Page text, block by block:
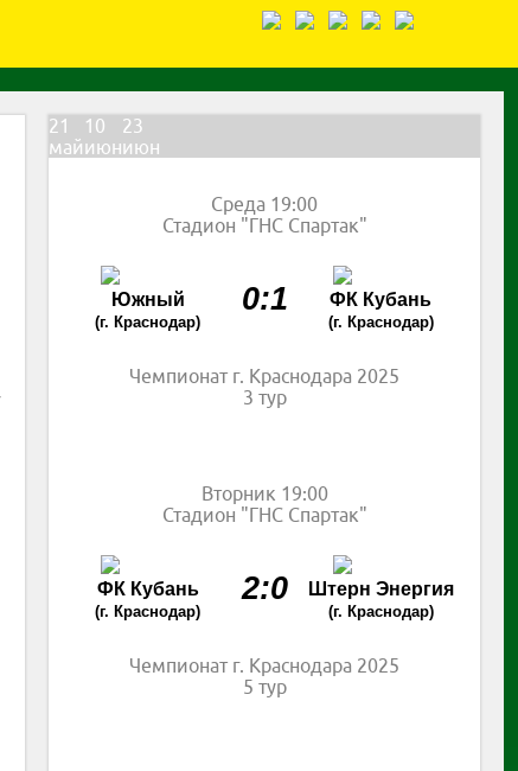
21
май
10
июн
23
июн
Среда 19:00
Стадион "ГНС Спартак"
Южный
(г. Краснодар)
0:1 ФК Кубань
(г. Краснодар)
Чемпионат г. Краснодара 2025
3 тур
Вторник 19:00
Стадион "ГНС Спартак"
ФК Кубань
(г. Краснодар)
2:0 Штерн Энергия
(г. Краснодар)
Чемпионат г. Краснодара 2025
5 тур